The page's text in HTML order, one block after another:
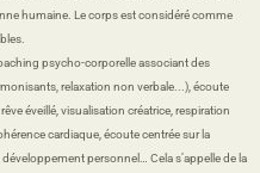
humaine. Le corps est considéré comme
psycho-corporelle associant des
relaxation non verbale...), écoute
éveillé, visualisation créatrice, respiration
cardiaque, écoute centrée sur la
personnel… Cela s’appelle de la